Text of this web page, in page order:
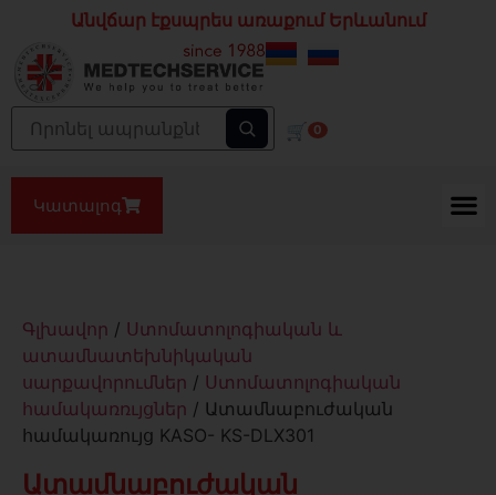
Անվճար էքսպրես առաքում Երևանում
🛒 0
Կատալոգ
Գլխավոր / Ստոմատոլոգիական և
ատամնատեխնիկական
սարքավորումներ / Ստոմատոլոգիական
համակառռւյցներ / Ատամնաբուժական
համակառույց KASO- KS-DLX301
Ատամնաբուժական